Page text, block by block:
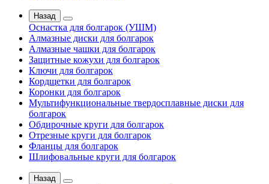
Назад
Оснастка для болгарок (УШМ)
Алмазные диски для болгарок
Алмазные чашки для болгарок
Защитные кожухи для болгарок
Ключи для болгарок
Кордщетки для болгарок
Коронки для болгарок
Мультифункциональные твердосплавные диски для
болгарок
Обдирочные круги для болгарок
Отрезные круги для болгарок
Фланцы для болгарок
Шлифовальные круги для болгарок
Назад